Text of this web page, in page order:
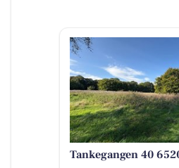
Tankegangen 40